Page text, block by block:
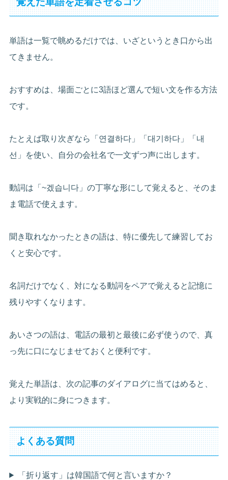
単語は一覧で眺めるだけでは、いざというとき口から出
てきません。
おすすめは、場面ごとに3語ほど選んで短い文を作る方法
です。
たとえば取り次ぎなら「연결하다」「대기하다」「내
선」を使い、自分の会社名で一文ずつ声に出します。
動詞は「~겠습니다」の丁寧な形にして覚えると、そのま
ま電話で使えます。
聞き取れなかったときの語は、特に優先して練習してお
くと安心です。
名詞だけでなく、対になる動詞をペアで覚えると記憶に
残りやすくなります。
あいさつの語は、電話の最初と最後に必ず使うので、真
っ先に口になじませておくと便利です。
覚えた単語は、次の記事のダイアログに当てはめると、
より実戦的に身につきます。
よくある質問
「折り返す」は韓国語で何と言いますか？